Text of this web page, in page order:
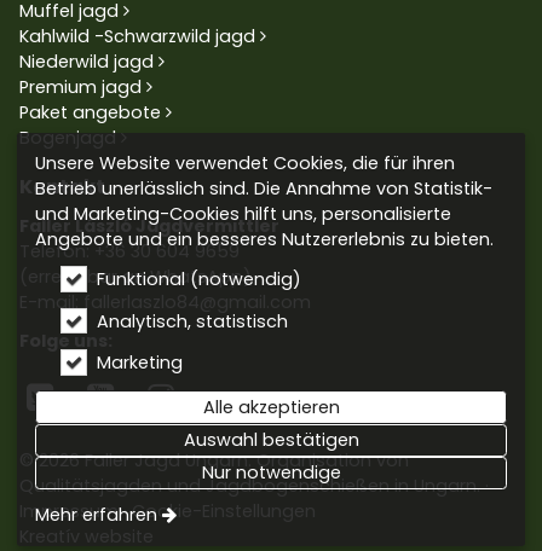
Muffel jagd
Kahlwild -Schwarzwild jagd
Niederwild jagd
Premium jagd
Paket angebote
Bogenjagd
Kontakt
Faller László Jagdvermittler
Telefon:+36 30 604 9659
(erreichbar an WhatsApp)
E-mail: fallerlaszlo84@gmail.com
Folge uns:
  
© 2026 Faller Jagd Ungarn. Organisation von
Qualitätsjagden und Jagdbogenschießen in Ungarn.
Impressum Cookie-Einstellungen
Unsere Website verwendet Cookies, die für ihren
Betrieb unerlässlich sind. Die Annahme von Statistik-
und Marketing-Cookies hilft uns, personalisierte
Angebote und ein besseres Nutzererlebnis zu bieten.
Funktional (notwendig)
Analytisch, statistisch
Marketing
Alle akzeptieren
Auswahl bestätigen
Nur notwendige
Mehr erfahren